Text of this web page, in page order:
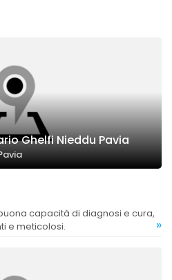
Ghelfi Nieddu Pavia
e meticolosi.
»